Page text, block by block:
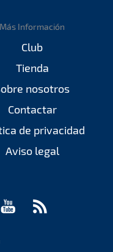
Más Información
Club
Tienda
nosotros
Contactar
de privacidad
Aviso legal